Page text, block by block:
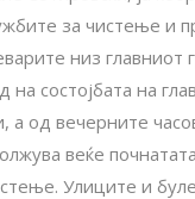
за чистење и
низ главниот
состојбата на
а од вечерните
веќе
Улиците и